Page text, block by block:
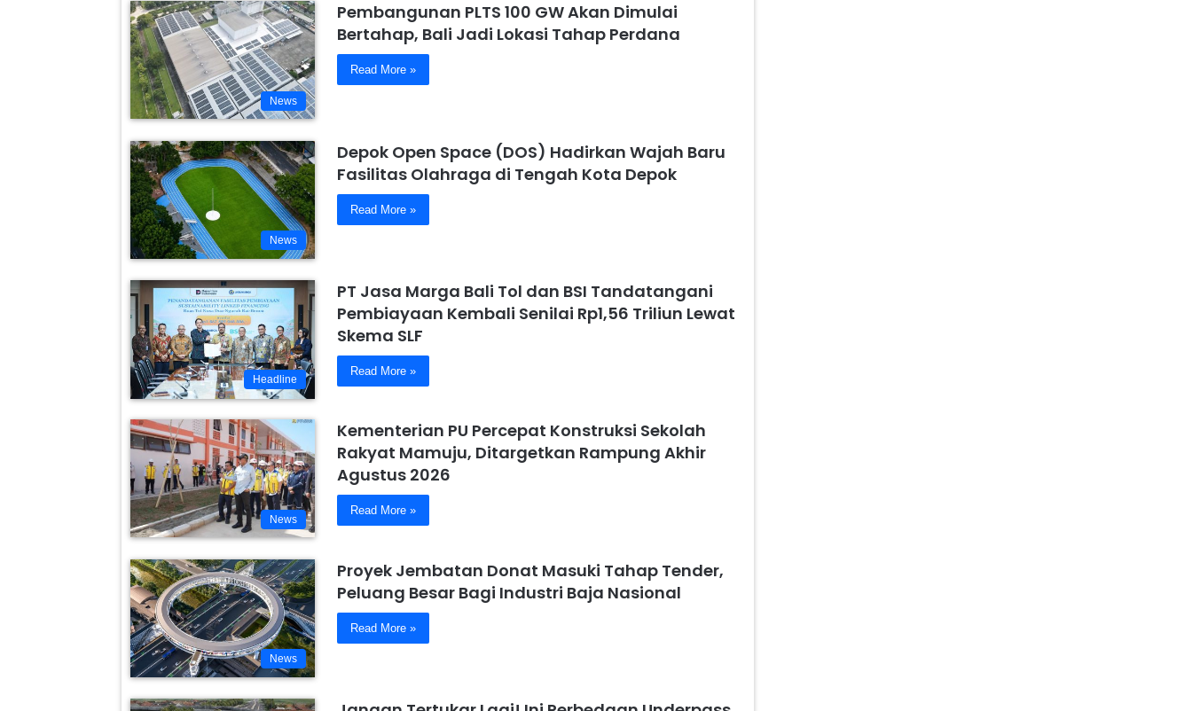
News
Pembangunan PLTS 100 GW Akan Dimulai
Bertahap, Bali Jadi Lokasi Tahap Perdana
Read More »
News
Depok Open Space (DOS) Hadirkan Wajah Baru
Fasilitas Olahraga di Tengah Kota Depok
Read More »
Headline
PT Jasa Marga Bali Tol dan BSI Tandatangani
Pembiayaan Kembali Senilai Rp1,56 Triliun Lewat
Skema SLF
Read More »
News
Kementerian PU Percepat Konstruksi Sekolah
Rakyat Mamuju, Ditargetkan Rampung Akhir
Agustus 2026
Read More »
News
Proyek Jembatan Donat Masuki Tahap Tender,
Peluang Besar Bagi Industri Baja Nasional
Read More »